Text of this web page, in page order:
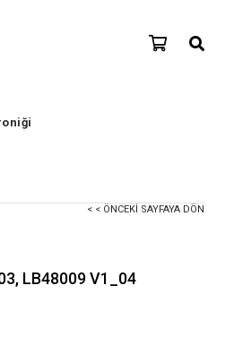
< < ÖNCEKI SAYFAYA DÖN
LB48009 V1_04